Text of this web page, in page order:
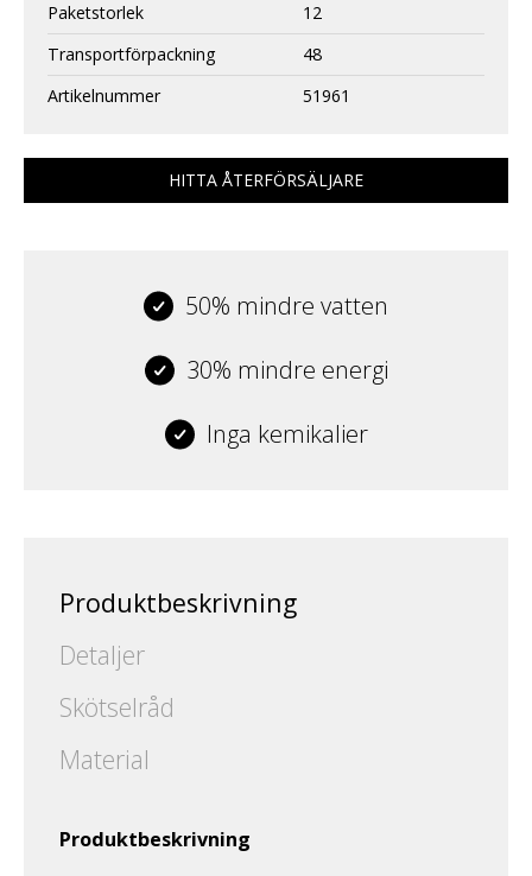
Paketstorlek
12
Transportförpackning
48
Artikelnummer
51961
HITTA ÅTERFÖRSÄLJARE
50% mindre vatten
30% mindre energi
Inga kemikalier
Produktbeskrivning
Detaljer
Skötselråd
Material
Produktbeskrivning